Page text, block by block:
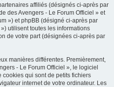
affiliés (désignés ci-après par
des Avengers - Le Forum Officiel » et
») et phpBB (désigné ci-après par
utilisent toutes les informations
de votre part (désignées ci-après par
manières différentes. Premièrement,
- Le Forum Officiel », le logiciel
qui sont de petits fichiers
internet de votre ordinateur. Les